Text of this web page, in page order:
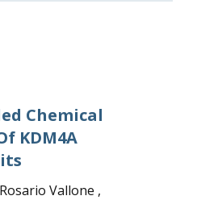
Chemical
KDM4A
Vallone ,